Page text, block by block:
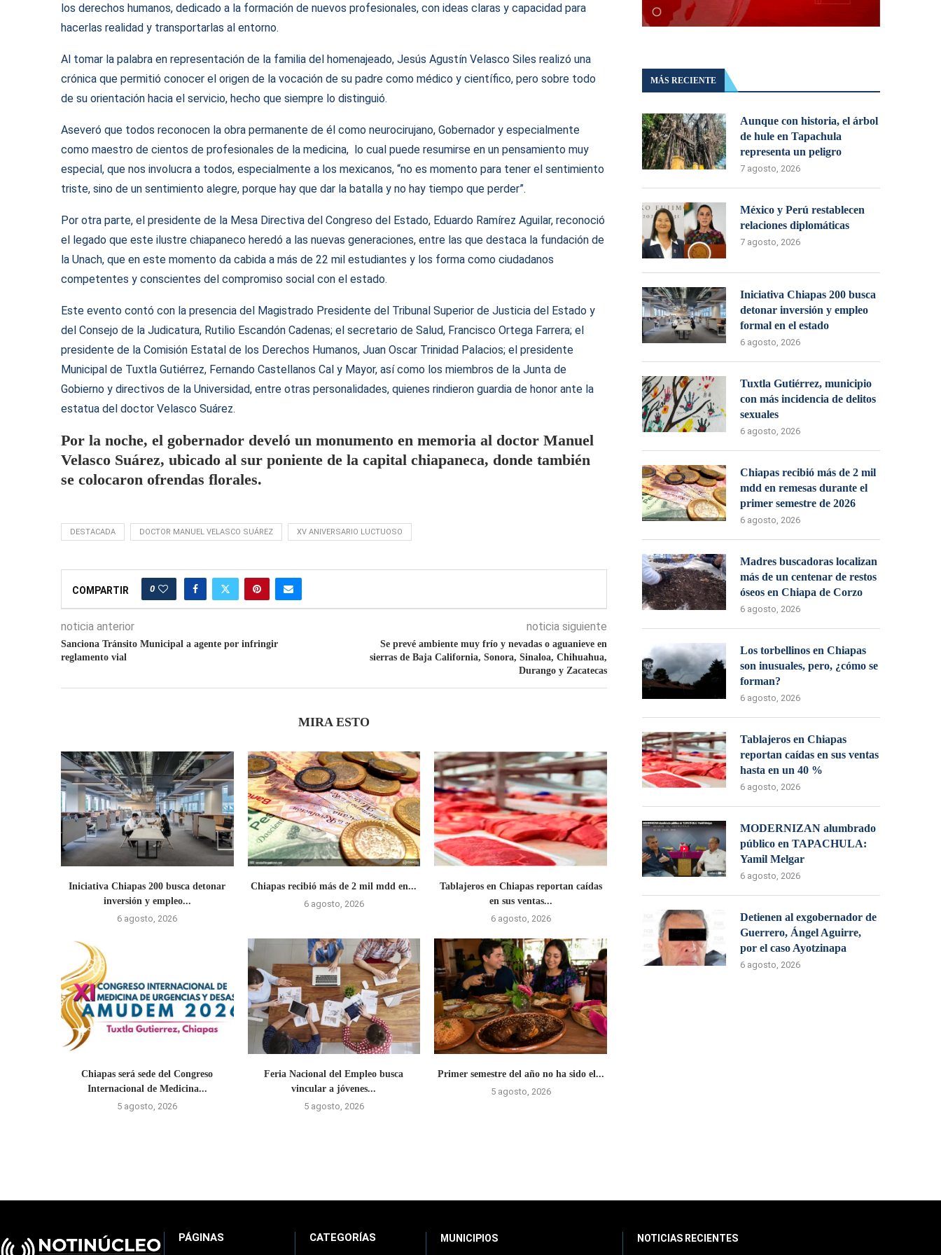
los derechos humanos, dedicado a la formación de nuevos profesionales, con ideas claras y capacidad para
hacerlas realidad y transportarlas al entorno.
Al tomar la palabra en representación de la familia del homenajeado, Jesús Agustín Velasco Siles realizó una
crónica que permitió conocer el origen de la vocación de su padre como médico y científico, pero sobre todo
de su orientación hacia el servicio, hecho que siempre lo distinguió.
Aseveró que todos reconocen la obra permanente de él como neurocirujano, Gobernador y especialmente
como maestro de cientos de profesionales de la medicina, lo cual puede resumirse en un pensamiento muy
especial, que nos involucra a todos, especialmente a los mexicanos, “no es momento para tener el sentimiento
triste, sino de un sentimiento alegre, porque hay que dar la batalla y no hay tiempo que perder”.
Por otra parte, el presidente de la Mesa Directiva del Congreso del Estado, Eduardo Ramírez Aguilar, reconoció
el legado que este ilustre chiapaneco heredó a las nuevas generaciones, entre las que destaca la fundación de
la Unach, que en este momento da cabida a más de 22 mil estudiantes y los forma como ciudadanos
competentes y conscientes del compromiso social con el estado.
Este evento contó con la presencia del Magistrado Presidente del Tribunal Superior de Justicia del Estado y
del Consejo de la Judicatura, Rutilio Escandón Cadenas; el secretario de Salud, Francisco Ortega Farrera; el
presidente de la Comisión Estatal de los Derechos Humanos, Juan Oscar Trinidad Palacios; el presidente
Municipal de Tuxtla Gutiérrez, Fernando Castellanos Cal y Mayor, así como los miembros de la Junta de
Gobierno y directivos de la Universidad, entre otras personalidades, quienes rindieron guardia de honor ante la
estatua del doctor Velasco Suárez.
Por la noche, el gobernador develó un monumento en memoria al doctor Manuel
Velasco Suárez, ubicado al sur poniente de la capital chiapaneca, donde también
se colocaron ofrendas florales.
DESTACADA DOCTOR MANUEL VELASCO SUÁREZ XV ANIVERSARIO LUCTUOSO
COMPARTIR 0
noticia anterior
Sanciona Tránsito Municipal a agente por infringir
reglamento vial
noticia siguiente
Se prevé ambiente muy frío y nevadas o aguanieve en
sierras de Baja California, Sonora, Sinaloa, Chihuahua,
Durango y Zacatecas
MIRA ESTO
Iniciativa Chiapas 200 busca detonar
inversión y empleo...
6 agosto, 2026
Chiapas recibió más de 2 mil mdd en...
6 agosto, 2026
Tablajeros en Chiapas reportan caídas
en sus ventas...
6 agosto, 2026
Chiapas será sede del Congreso
Internacional de Medicina...
5 agosto, 2026
Feria Nacional del Empleo busca
vincular a jóvenes...
5 agosto, 2026
Primer semestre del año no ha sido el...
5 agosto, 2026
MÁS RECIENTE
Aunque con historia, el árbol
de hule en Tapachula
representa un peligro
7 agosto, 2026
México y Perú restablecen
relaciones diplomáticas
7 agosto, 2026
Iniciativa Chiapas 200 busca
detonar inversión y empleo
formal en el estado
6 agosto, 2026
Tuxtla Gutiérrez, municipio
con más incidencia de delitos
sexuales
6 agosto, 2026
Chiapas recibió más de 2 mil
mdd en remesas durante el
primer semestre de 2026
6 agosto, 2026
Madres buscadoras localizan
más de un centenar de restos
óseos en Chiapa de Corzo
6 agosto, 2026
Los torbellinos en Chiapas
son inusuales, pero, ¿cómo se
forman?
6 agosto, 2026
Tablajeros en Chiapas
reportan caídas en sus ventas
hasta en un 40 %
6 agosto, 2026
MODERNIZAN alumbrado
público en TAPACHULA:
Yamil Melgar
6 agosto, 2026
Detienen al exgobernador de
Guerrero, Ángel Aguirre,
por el caso Ayotzinapa
6 agosto, 2026
PÁGINAS CATEGORÍAS MUNICIPIOS NOTICIAS RECIENTES